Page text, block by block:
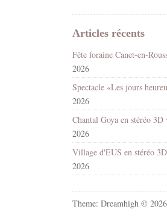
Articles récents
2026
2026
2026
2026
Theme: Dreamhigh © 2026